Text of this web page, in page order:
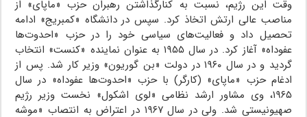
وقت این رژیم، نسبت به کنارگذاشتن رهبران حزب «ماپای» از
مناصب عالی ارتش اتخاذ کرد. سپس در دانشگاه «کمبریج» ادامه
تحصیل داد و فعالیت‌های سیاسی خود را در حزب «احدوت‌ها
عفوداه» آغاز کرد. در سال ۱۹۵۵ به عنوان نماینده «کنست» انتخاب
گردید و در سال ۱۹۶۰ در دولت «بن گوریون» وزیر کار شد. پس از
ادغام حزب «ماپای» (کارگر) با حزب «احدوت‌ها عفوداه» در سال
۱۹۶۵، وی مشاور ارشد نظامی «لوی اشکول» نخست وزیر رژیم
صهیونیستی شد. ولی در سال ۱۹۶۷ در اعتراض به انتصاب «موشه